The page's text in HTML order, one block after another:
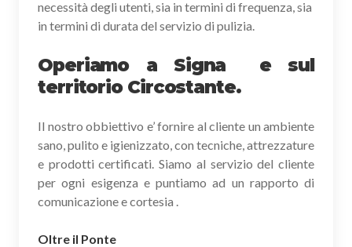
necessità degli utenti, sia in termini di frequenza, sia
in termini di durata del servizio di pulizia.
Operiamo a Signa e sul
territorio Circostante.
Il nostro obbiettivo e’ fornire al cliente un ambiente
sano, pulito e igienizzato, con tecniche, attrezzature
e prodotti certificati. Siamo al servizio del cliente
per ogni esigenza e puntiamo ad un rapporto di
comunicazione e cortesia .
Oltre il Ponte